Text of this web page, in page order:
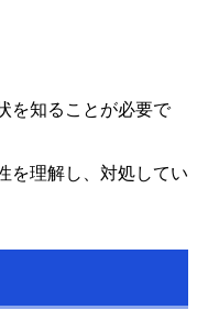
を知ることが必要で
を理解し、対処してい